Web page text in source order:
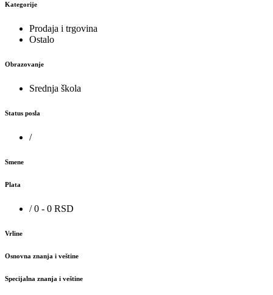
Kategorije
Prodaja i trgovina
Ostalo
Obrazovanje
Srednja škola
Status posla
/
Smene
Plata
/ 0 - 0 RSD
Vrline
Osnovna znanja i veštine
Specijalna znanja i veštine